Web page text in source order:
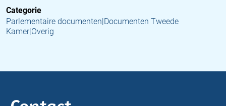
Categorie
Parlementaire documenten|Documenten Tweede
Kamer|Overig